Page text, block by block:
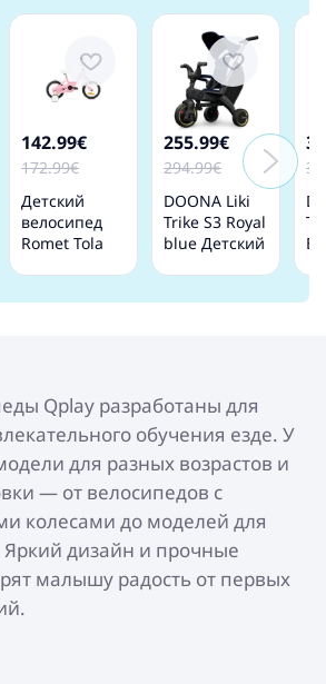
142.99€
172.99€
Детский
велосипед
Romet Tola
255.99€
294.99€
DOONA Liki
Trike S3 Royal
blue Детский
Qplay разработаны для
обучения езде. У
для разных возрастов и
— от велосипедов с
колесами до моделей для
дизайн и прочные
малышу радость от первых